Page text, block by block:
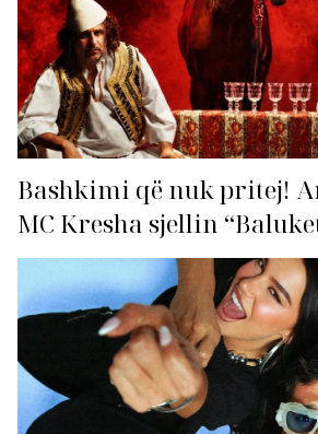
Bashkimi që nuk pritej!
MC Kresha sjellin
ndezin rrjetin!